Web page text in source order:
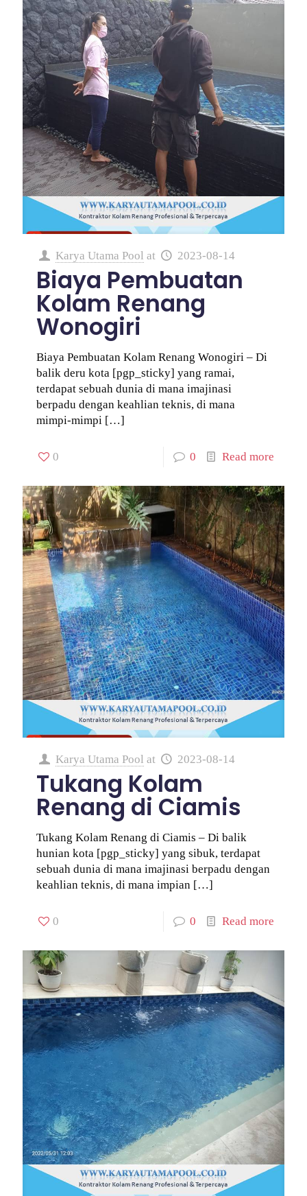
Karya Utama Pool at 2023-08-14
Biaya Pembuatan
Kolam Renang
Wonogiri
Biaya Pembuatan Kolam Renang Wonogiri – Di
balik deru kota [pgp_sticky] yang ramai,
terdapat sebuah dunia di mana imajinasi
berpadu dengan keahlian teknis, di mana
mimpi-mimpi […]
0 0 Read more
Karya Utama Pool at 2023-08-14
Tukang Kolam
Renang di Ciamis
Tukang Kolam Renang di Ciamis – Di balik
hunian kota [pgp_sticky] yang sibuk, terdapat
sebuah dunia di mana imajinasi berpadu dengan
keahlian teknis, di mana impian […]
0 0 Read more